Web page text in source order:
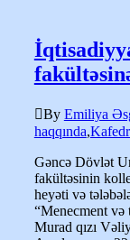
By Emiliya
haqqında,
Gəncə Dövlət
fakültəsinin
heyəti və
“Menecment və
Murad qızı